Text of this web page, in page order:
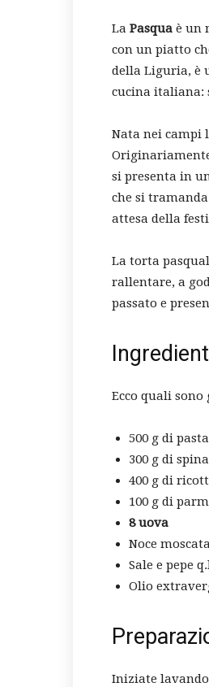
La Pasqua è un
con un piatto
della Liguria, è
cucina italiana:
Nata nei campi
si presenta in
che si
attesa della
La torta
rallentare, a
passato e
Ecco quali
500 g di
300 g di
400 g di
100 g di
8 uova
Noce
Sale e pepe
Olio
Iniziate